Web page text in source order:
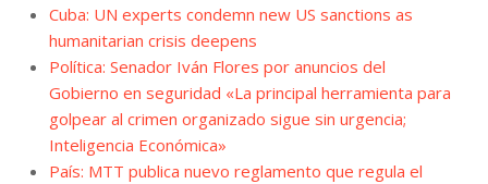
Cuba: UN experts condemn new US sanctions as
humanitarian crisis deepens
Política: Senador Iván Flores por anuncios del
Gobierno en seguridad «La principal herramienta para
golpear al crimen organizado sigue sin urgencia;
Inteligencia Económica»
País: MTT publica nuevo reglamento que regula el